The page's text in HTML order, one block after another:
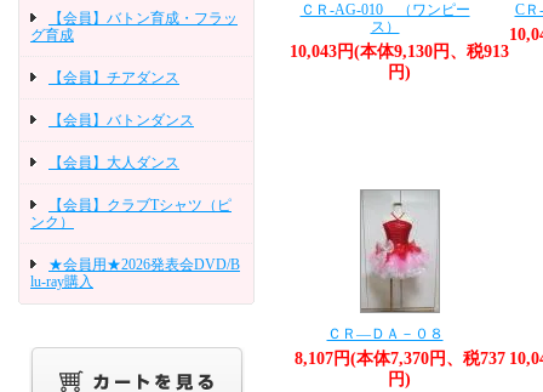
【会員】バトン育成・フラッ
グ育成
【会員】チアダンス
【会員】バトンダンス
【会員】大人ダンス
【会員】クラブTシャツ（ピ
ンク）
★会員用★2026発表会DVD/B
lu-ray購入
ＣＲ-AG-010 （ワンピー
ス）
10,043円(本体9,130円、税913
円)
C
ＣＲ―ＤＡ－０８
8,107円(本体7,370円、税737
円)